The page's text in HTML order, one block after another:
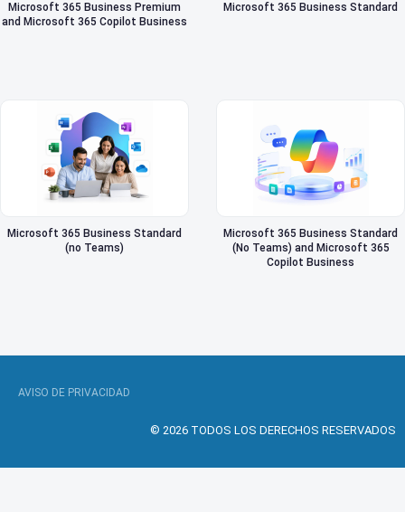
Microsoft 365 Business Premium
and Microsoft 365 Copilot Business
Microsoft 365 Business Standard
Microsoft 365 Business Standard
(no Teams)
Microsoft 365 Business Standard
(No Teams) and Microsoft 365
Copilot Business
AVISO DE PRIVACIDAD
© 2026 TODOS LOS DERECHOS RESERVADOS